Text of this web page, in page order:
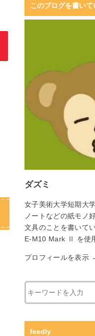
このブログを書いて
ダズミ
女子美術大学短期大
ノートなどの紙モノ
文具のことを書いて
E-M10 Mark Ⅱ を使
プロフィールを表示
feedly